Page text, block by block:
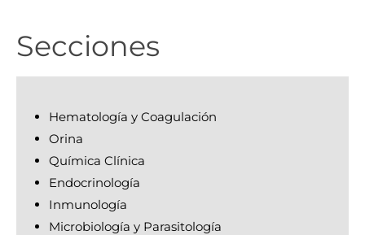
Secciones
Hematología y Coagulación
Orina
Química Clínica
Endocrinología
Inmunología
Microbiología y Parasitología